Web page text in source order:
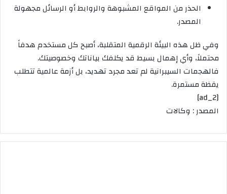
الحذر من المواقع المشبوهة والروابط أو الرسائل مجهولة
المصدر.
وفي ظل هذه البيئة الرقمية المتقلبة، أصبح كل مستخدم هدفاً
محتملاً، وأي إهمال بسيط قد يكلفك بياناتك وخصوصيتك.
فالهجمات السيبرانية لم تعد مجرد تهديد، بل أزمة عالمية تتطلب
يقظة مستمرة.
[ad_2]
المصدر : وكالات